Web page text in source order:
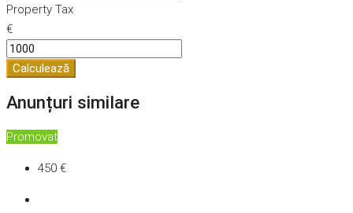
Property Tax
€
Calculează
Anunțuri similare
Promovat
450 €